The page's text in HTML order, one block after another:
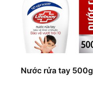
Nước rửa tay 500g